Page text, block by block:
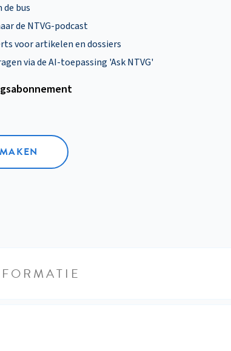
bus
de NTVG-podcast
voor artikelen en dossiers
via de AI-toepassing 'Ask NTVG'